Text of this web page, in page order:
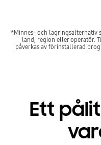
*Minnes- och lagringsalternativ
land, region eller operatör.
påverkas av förinstallerad
Ett